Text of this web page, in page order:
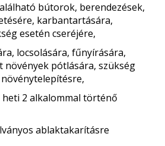
bútorok, berendezések,
karbantartására,
esetén cseréjére,
locsolására, fűnyírására,
növények pótlására, szükség
2 alkalommal történő
ablaktakarításre